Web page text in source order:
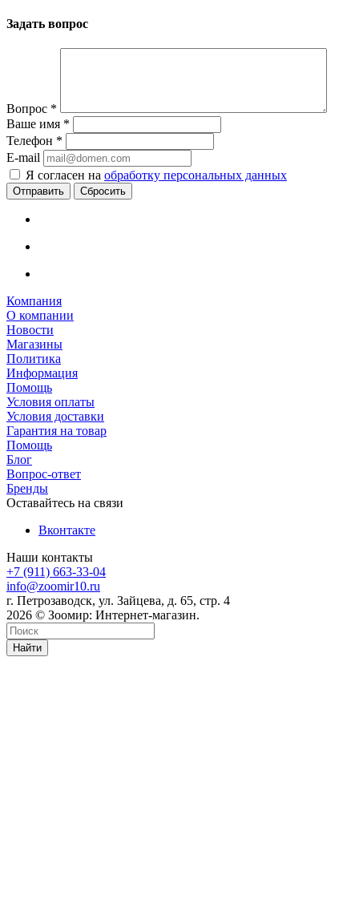
Задать вопрос
Вопрос *
Ваше имя *
Телефон *
E-mail
Я согласен на обработку персональных данных
Сбросить
Компания
О компании
Новости
Магазины
Политика
Информация
Помощь
Условия оплаты
Условия доставки
Гарантия на товар
Помощь
Блог
Вопрос-ответ
Бренды
Оставайтесь на связи
Вконтакте
Наши контакты
+7 (911) 663-33-04
info@zoomir10.ru
г. Петрозаводск, ул. Зайцева, д. 65, стр. 4
2026 © Зоомир: Интернет-магазин.
Найти